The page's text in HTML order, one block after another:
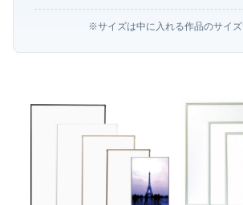
※サイズは中に入れる作品のサイズ